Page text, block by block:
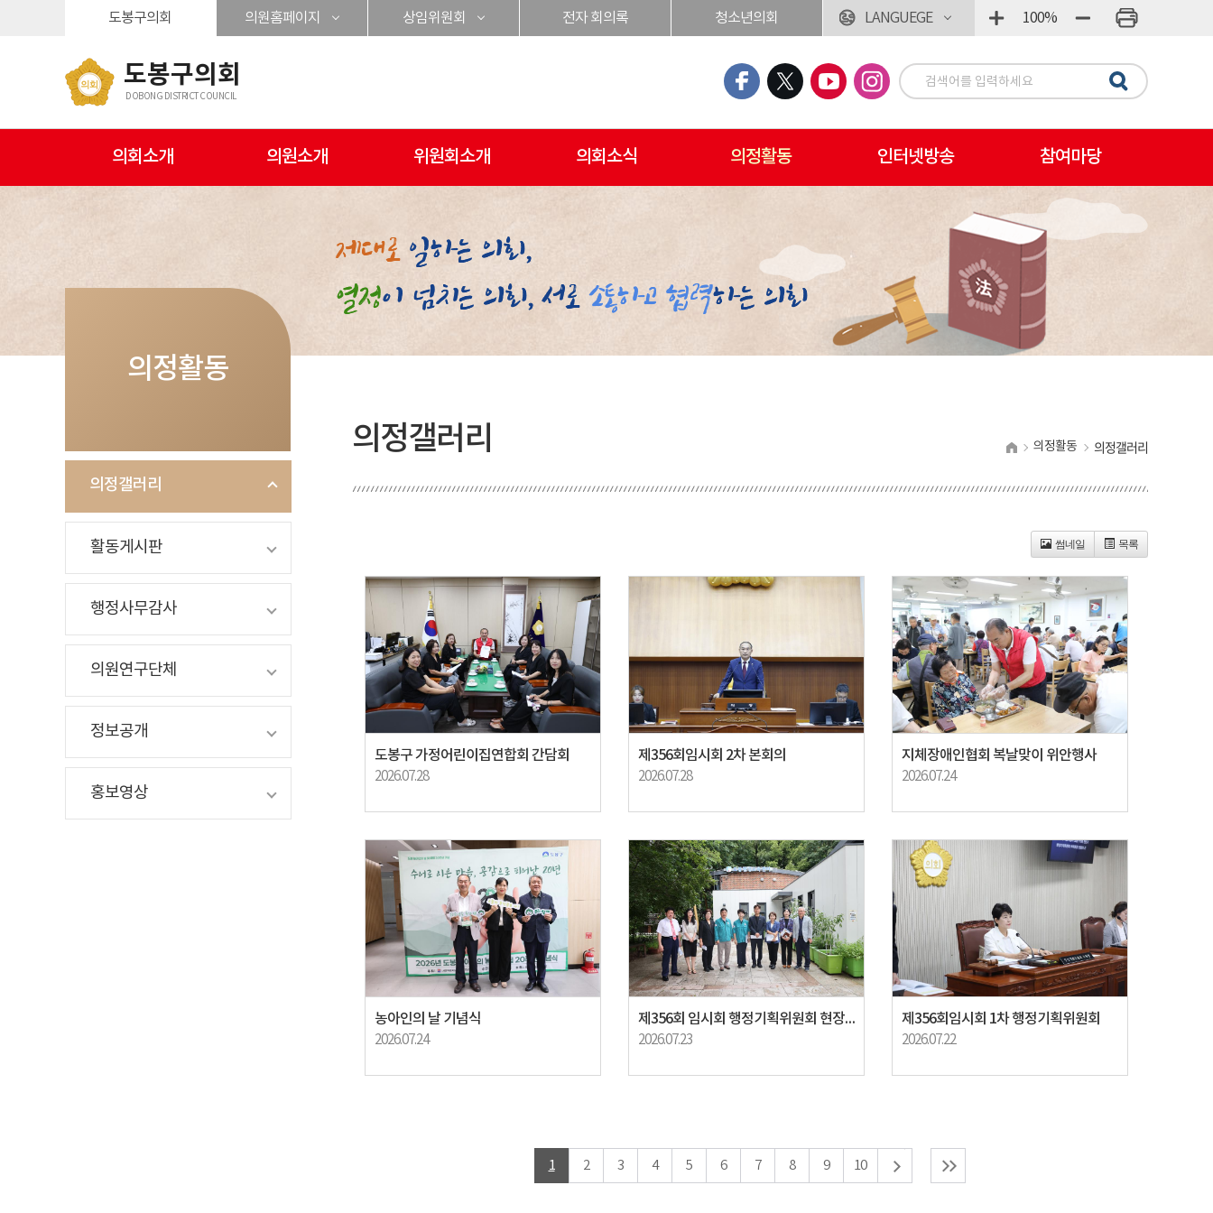
도봉구의회 의원홈페이지 상임위원회 전자 회의록 청소년의회 LANGUEGE 100%
도봉구의회
DOBONG DISTRICT COUNCIL
의회소개 의원소개 위원회소개 의회소식 의정활동 인터넷방송 참여마당
의정활동
의정갤러리
활동게시판
행정사무감사
의원연구단체
정보공개
홍보영상
의정갤러리 의정활동 의정갤러리
썸네일 목록
도봉구 가정어린이집연합회 간담회
2026.07.28
제356회임시회 2차 본회의
2026.07.28
지체장애인협회 복날맞이 위안행사
2026.07.24
농아인의 날 기념식
2026.07.24
제356회 임시회 행정기획위원회 현장방문
2026.07.23
제356회임시회 1차 행정기획위원회
2026.07.22
1 2 3 4 5 6 7 8 9 10